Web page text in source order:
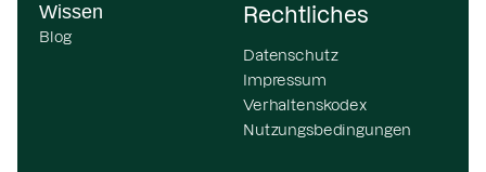
Wissen
Blog
Rechtliches
Datenschutz
Impressum
Verhaltenskodex
Nutzungsbedingungen